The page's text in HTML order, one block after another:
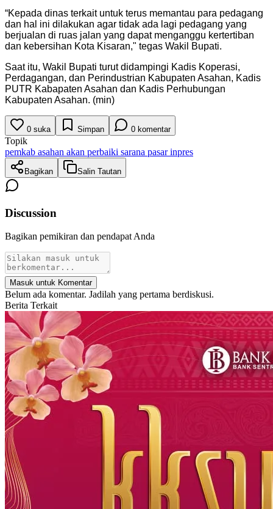
“Kepada dinas terkait untuk terus memantau para pedagang
dan hal ini dilakukan agar tidak ada lagi pedagang yang
berjualan di ruas jalan yang dapat menganggu kertertiban
dan kebersihan Kota Kisaran," tegas Wakil Bupati.
Saat itu, Wakil Bupati turut didampingi Kadis Koperasi,
Perdagangan, dan Perindustrian Kabupaten Asahan, Kadis
PUTR Kabapaten Asahan dan Kadis Perhubungan
Kabupaten Asahan. (min)
0 suka Simpan 0 komentar
Topik
pemkab asahan akan perbaiki sarana pasar inpres
Bagikan Salin Tautan
Discussion
Bagikan pemikiran dan pendapat Anda
Masuk untuk Komentar
Belum ada komentar. Jadilah yang pertama berdiskusi.
Berita Terkait